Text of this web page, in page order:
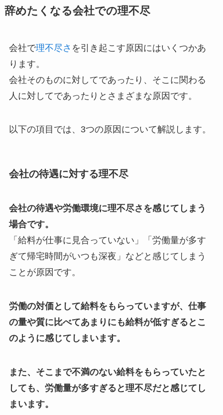
辞めたくなる会社での理不尽
会社で理不尽さ を引き起こす原因にはいくつかあ
ります。
会社そのものに対してであったり、そこに関わる
人に対してであったりとさまざまな原因です。
以下の項目では、3つの原因について解説します。
会社の待遇に対する理不尽
会社の待遇や労働環境に理不尽さを感じてしまう
場合です。
「給料が仕事に見合っていない」「労働量が多す
ぎて帰宅時間がいつも深夜」などと感じてしまう
ことが原因です。
労働の対価として給料をもらっていますが、仕事
の量や質に比べてあまりにも給料が低すぎるとこ
のように感じてしまいます。
また、そこまで不満のない給料をもらっていたと
しても、労働量が多すぎると理不尽だと感じてし
まいます。